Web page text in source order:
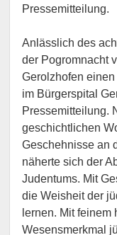
Pressemitteilung.
Anlässlich des
der Pogromnacht
Gerolzhofen
im Bürgerspital
Pressemitteilung.
geschichtlichen
Geschehnisse an
näherte sich der
Judentums. Mit
die Weisheit der
lernen. Mit
Wesensmerkmal